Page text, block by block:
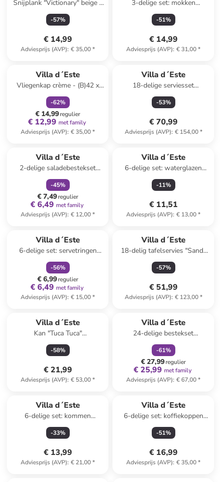
Snijplank "Victionary" beige -
(L)40 x (B)68 cm
-57%
€ 14,99
Adviesprijs (AVP): € 35,00*
3-delige set: mokken
"Valladolid" meerkleurig - 350
ml
-51%
€ 14,99
Adviesprijs (AVP): € 31,00*
Villa d´Este
Vliegenkap crème - (B)42 x
(H)25 x (D)40 cm
-62%
€ 14,99regulier
€ 12,99 met family
Adviesprijs (AVP): € 35,00*
Villa d´Este
18-delige serviesset
''Botanist'' wit/meerkleurig
-53%
€ 70,99
Adviesprijs (AVP): € 154,00*
Villa d´Este
2-delige saladebestekset
bruin/wit - (L)33,5 cm
-45%
€ 7,49regulier
€ 6,49 met family
Adviesprijs (AVP): € 12,00*
Villa d´Este
6-delige set: waterglazen
"Victionary" transparant/zwart
- 360 ml
-11%
€ 11,51
Adviesprijs (AVP): € 13,00*
Villa d´Este
6-delige set: servetringen
"Xmas Fiocchi" bruin/beige - Ø
4,5 cm
-56%
€ 6,99regulier
€ 6,49 met family
Adviesprijs (AVP): € 15,00*
Villa d´Este
18-delig tafelservies "Sand"
beige/wit
-57%
€ 51,99
Adviesprijs (AVP): € 123,00*
Villa d´Este
Kan "Tuca Tuca"
geel/mintgroen - 1,8 l
-58%
€ 21,99
Adviesprijs (AVP): € 53,00*
Villa d´Este
24-delige bestekset
"Lexington" goudkleurig
-61%
€ 27,99regulier
€ 25,99 met family
Adviesprijs (AVP): € 67,00*
Villa d´Este
6-delige set: kommen
"Confusion" meerkleurig - 330
ml
-33%
€ 13,99
Adviesprijs (AVP): € 21,00*
Villa d´Este
6-delige set: koffiekoppen
"Forma" grijs - 100 ml
-51%
€ 16,99
Adviesprijs (AVP): € 35,00*